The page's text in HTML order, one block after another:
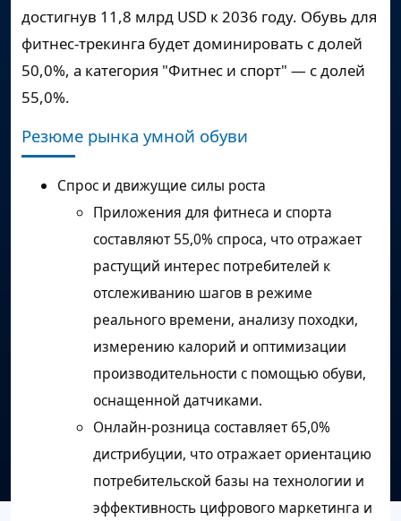
достигнув 11,8 млрд USD к 2036 году. Обувь для
фитнес-трекинга будет доминировать с долей
50,0%, а категория "Фитнес и спорт" — с долей
55,0%.
Резюме рынка умной обуви
Спрос и движущие силы роста
Приложения для фитнеса и спорта
составляют 55,0% спроса, что отражает
растущий интерес потребителей к
отслеживанию шагов в режиме
реального времени, анализу походки,
измерению калорий и оптимизации
производительности с помощью обуви,
оснащенной датчиками.
Онлайн-розница составляет 65,0%
дистрибуции, что отражает ориентацию
потребительской базы на технологии и
эффективность цифрового маркетинга и